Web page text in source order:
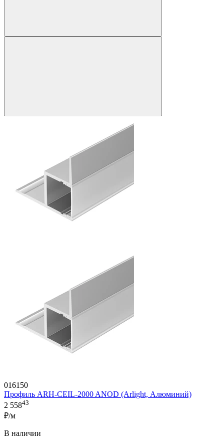
016150
Профиль ARH-CEIL-2000 ANOD (Arlight, Алюминий)
2 55843
₽/м
В наличии